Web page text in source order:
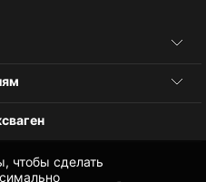
чтобы сделать